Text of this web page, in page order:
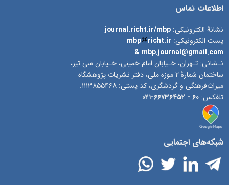
اطلاعات تماس
نشانۀ الکترونیکی:journal.richt.ir/mbp
پست الکترونیکی:
mbp
richt.ir
& mbp.journal@gmail.com
نـشانی: تـهران، خـیابان امام خمینی، خـیابان سی تیر،
ساختمان شمارۀ ۲ موزه ملی، دفتر نشریات پژوهشگاه
میراث‌فرهنگی و گردشگری، کد پستی: ۱۱۱۳۸۵۵۴۶۸.
تلفکس:۶۰ - ۶۶۷۳۶۴۵۲-۰۲۱
شبکه‌های اجتمایی